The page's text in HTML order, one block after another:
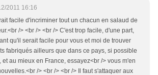
2011 16:16
facile d'incriminer tout un chacun en salaud de
/> <br /> <br /> C'est trop facile, d'une part,
qu'il serait facile pour vous et moi de trouver
fabriqués ailleurs que dans ce pays, si possible
et au mieux en France, essayez<br /> vous m'en
/> <br /> <br /> Il faut s'attaquer aux